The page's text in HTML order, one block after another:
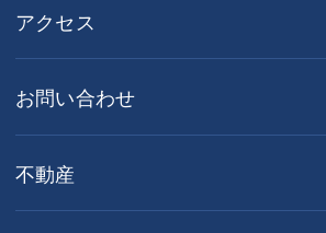
アクセス
お問い合わせ
不動産